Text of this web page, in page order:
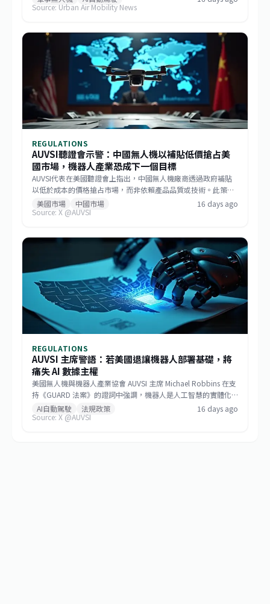
度逾170節。該機整合GE Aerospace研發的渦輪發電機與
換任務模組。BETA強調，相較於傾轉旋翼機，MV250能以更低成
本提供更遠、更快的運補能力，滿足未來分散式作戰需求。
Source: Urban Air Mobility News
REGULATIONS
AUVSI聽證會示警：中國無人機以補貼低價搶占美
國市場，機器人產業恐成下一個目標
AUVSI代表在美國聽證會上指出，中國無人機廠商透過政府補貼
以低於成本的價格搶占市場，而非依賴產品品質或技術。此策略
已成功主導美國消費級與商用無人機市場，如今相同模式正擴散
至機器人領域。此舉促使美國國會推動《GUARD Act》，並喚起
來擴大非紅供應鏈的機會，但業者仍需強化技術自主與國際合規
美國市場 中國市場
16 days ago
Source: X @AUVSI
REGULATIONS
AUVSI 主席警語：若美國退讓機器人部署基礎，將
痛失 AI 數據主權
美國無人機與機器人產業協會 AUVSI 主席 Michael Robbins 在支
持《GUARD 法案》的證詞中強調，機器人是人工智慧的實體化
身，若美國將機器人部署的基礎設施讓給中國，無異於直接交出
建構 AI 領導地位所仰賴的大數據。此聽證會旨在推動立法，確保
AI自動駕駛 法規政策
16 days ago
Source: X @AUVSI